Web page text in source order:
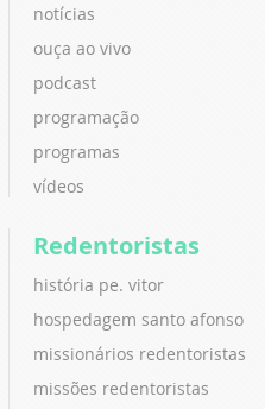
notícias
ouça ao vivo
podcast
programação
programas
vídeos
Redentoristas
história pe. vitor
hospedagem santo afonso
missionários redentoristas
missões redentoristas